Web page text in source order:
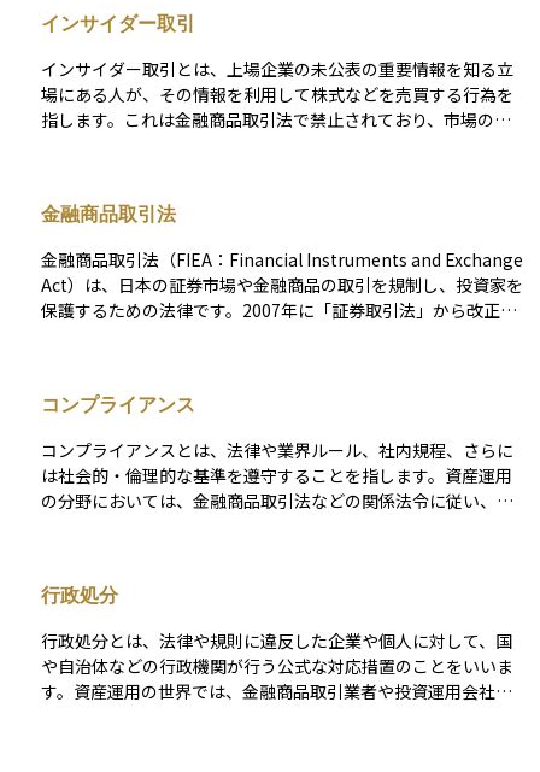
インサイダー取引
インサイダー取引とは、上場企業の未公表の重要情報を知る立
場にある人が、その情報を利用して株式などを売買する行為を
指します。これは金融商品取引法で禁止されており、市場の公
があります。これらが公表される前に、会社の役員や従業員、
関係会社、取引先などの内部関係者が株式を売買すると、公平
な取引が損なわれることになります。 さらに、こうした情報を
直接知らされていなくても、内部関係者から話を聞いた家族や
知人が、その情報をもとに株を売買した場合も「情報受領者」
ることがあるため、企業に関わる立場にある人やその周辺の人
づいた判断を心がけ、市場の信頼を損なわない行動をとること
が求められます。
金融商品取引法
金融商品取引法（FIEA：Financial Instruments and Exchange
Act）は、日本の証券市場や金融商品の取引を規制し、投資家を
保護するための法律です。2007年に「証券取引法」から改正・
品を対象としています。投資家保護の観点から、虚偽表示や詐
欺的な勧誘を禁止し、投資家の知識や経験に応じた適切な商品
を提供することが義務付けられています。また、市場の透明性
を確保するため、金融機関や証券会社に対して取引情報の適切
な開示を求め、公正な市場運営を実現しています。さらに、未
の法律によって、投資家が安心して金融市場に参加できる環境
理解し、適切な取引を行うことが求められます。
コンプライアンス
コンプライアンスとは、法律や業界ルール、社内規程、さらに
は社会的・倫理的な基準を遵守することを指します。資産運用
の分野においては、金融商品取引法などの関係法令に従い、顧
ンプライアンスの重要な要素とされています。
行政処分
行政処分とは、法律や規則に違反した企業や個人に対して、国
や自治体などの行政機関が行う公式な対応措置のことをいいま
す。資産運用の世界では、金融商品取引業者や投資運用会社、